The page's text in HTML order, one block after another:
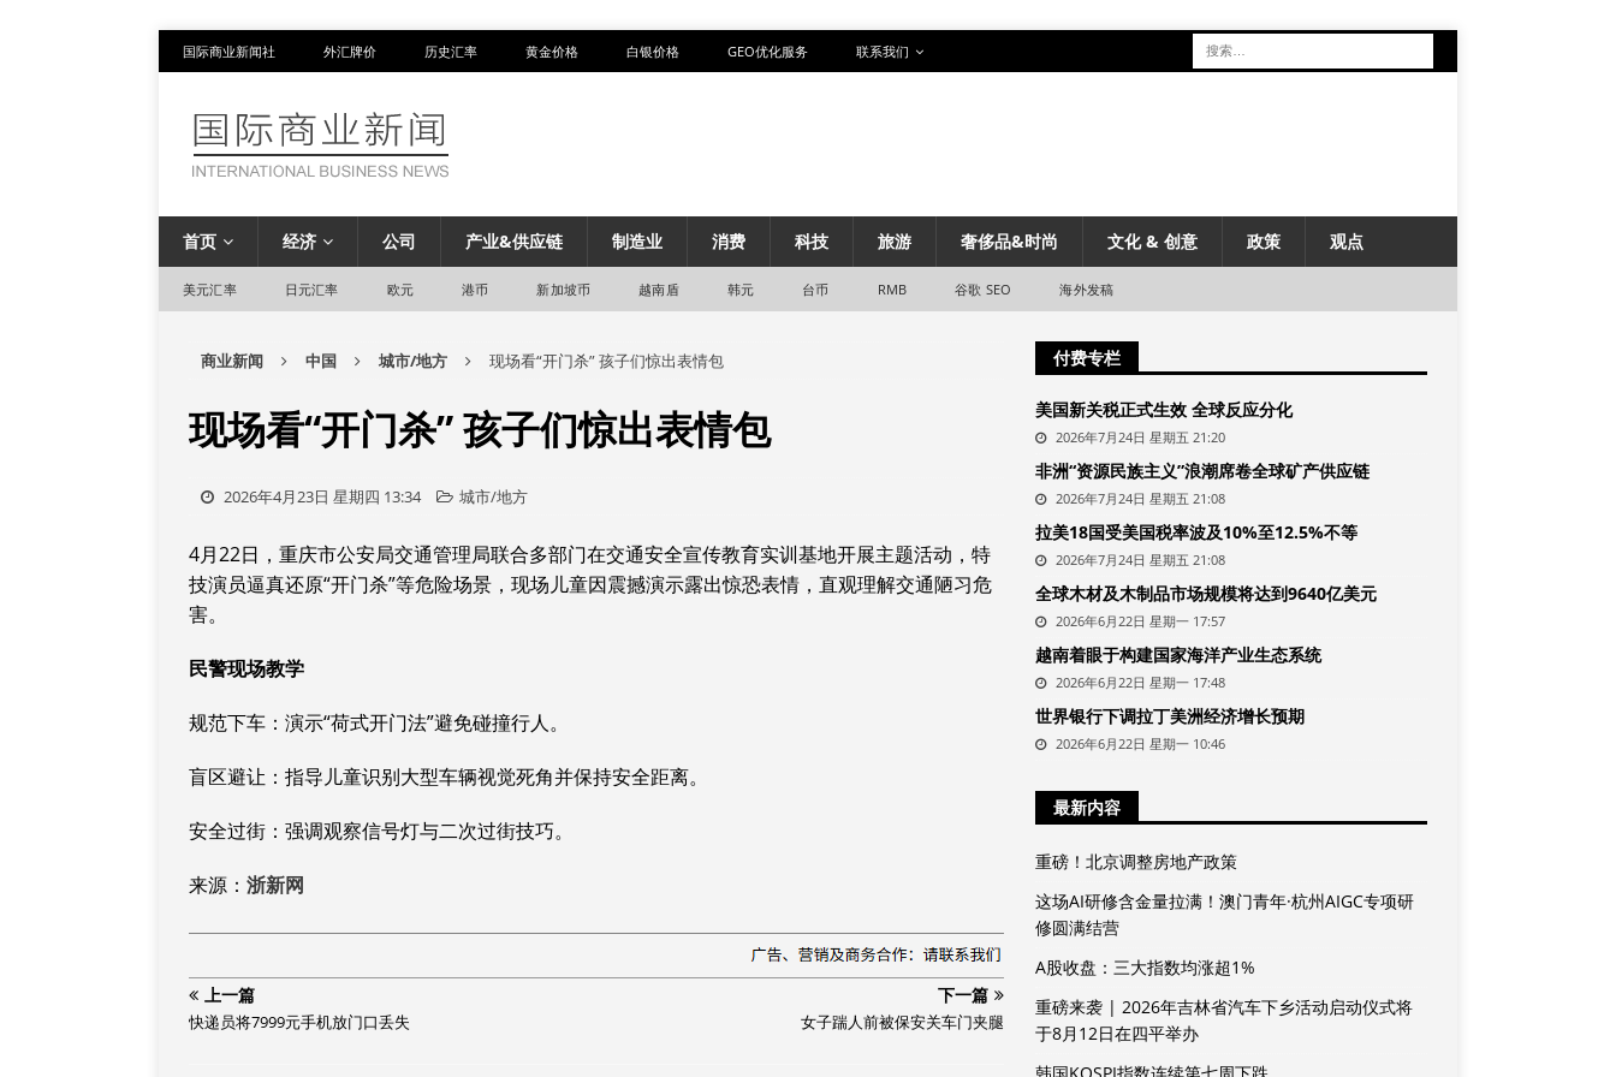
国际商业新闻社 外汇牌价 历史汇率 黄金价格 白银价格 GEO优化服务 联系我们
首页 经济 公司 产业&供应链 制造业 消费 科技 旅游 奢侈品&时尚 文化 & 创意 政策 观点
美元汇率 日元汇率 欧元 港币 新加坡币 越南盾 韩元 台币 RMB 谷歌 SEO 海外发稿
商业新闻 中国 城市/地方 现场看“开门杀” 孩子们惊出表情包
现场看“开门杀” 孩子们惊出表情包
2026年4月23日 星期四 13:34 城市/地方
4月22日，重庆市公安局交通管理局联合多部门在交通安全宣传教育实训基地开展主题活动，特
技演员逼真还原“开门杀”等危险场景，现场儿童因震撼演示露出惊恐表情，直观理解交通陋习危
害。‌‌
民警现场教学
‌规范下车‌：演示“荷式开门法”避免碰撞行人。‌‌
‌盲区避让‌：指导儿童识别大型车辆视觉死角并保持安全距离。‌‌
‌安全过街‌：强调观察信号灯与二次过街技巧。‌‌
来源： 浙新网
上一篇
快递员将7999元手机放门口丢失
下一篇
女子踹人前被保安关车门夹腿
付费专栏
美国新关税正式生效 全球反应分化
2026年7月24日 星期五 21:20
非洲“资源民族主义”浪潮席卷全球矿产供应链
2026年7月24日 星期五 21:08
拉美18国受美国税率波及10%至12.5%不等
2026年7月24日 星期五 21:08
全球木材及木制品市场规模将达到9640亿美元
2026年6月22日 星期一 17:57
越南着眼于构建国家海洋产业生态系统
2026年6月22日 星期一 17:48
世界银行下调拉丁美洲经济增长预期
2026年6月22日 星期一 10:46
最新内容
重磅！北京调整房地产政策
这场AI研修含金量拉满！澳门青年·杭州AIGC专项研
修圆满结营
A股收盘：三大指数均涨超1%
重磅来袭 | 2026年吉林省汽车下乡活动启动仪式将
于8月12日在四平举办